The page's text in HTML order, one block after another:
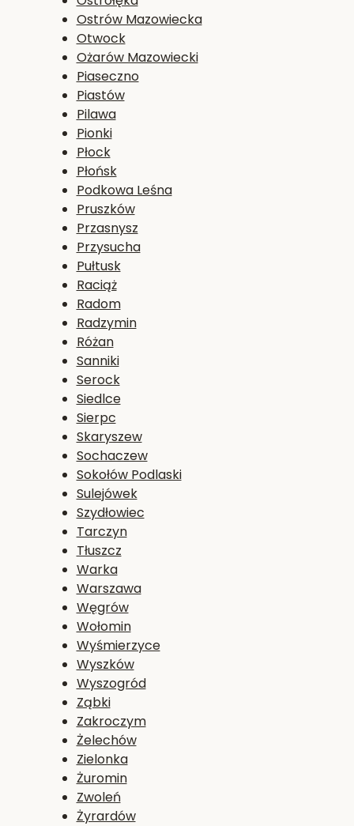
Ostrów Mazowiecka
Otwock
Ożarów Mazowiecki
Piaseczno
Piastów
Pilawa
Pionki
Płock
Płońsk
Podkowa Leśna
Pruszków
Przasnysz
Przysucha
Pułtusk
Raciąż
Radom
Radzymin
Różan
Sanniki
Serock
Siedlce
Sierpc
Skaryszew
Sochaczew
Sokołów Podlaski
Sulejówek
Szydłowiec
Tarczyn
Tłuszcz
Warka
Warszawa
Węgrów
Wołomin
Wyśmierzyce
Wyszków
Wyszogród
Ząbki
Zakroczym
Żelechów
Zielonka
Żuromin
Zwoleń
Żyrardów